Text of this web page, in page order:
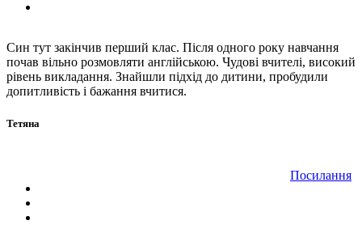
Син тут закінчив перший клас. Після одного року навчання
почав вільно розмовляти англійською. Чудові вчителі, високий
рівень викладання. Знайшли підхід до дитини, пробудили
допитливість і бажання вчитися.
Тетяна
Посилання